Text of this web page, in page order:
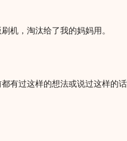
机，淘汰给了我的妈妈用。
有过这样的想法或说过这样的话